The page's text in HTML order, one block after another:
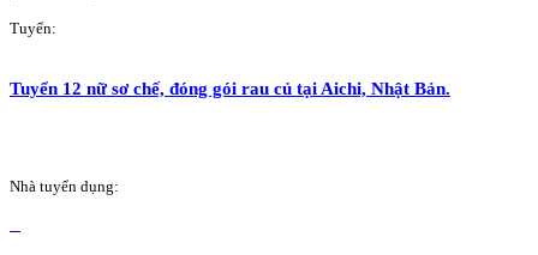
Tuyển:
Tuyển 12 nữ sơ chế, đóng gói rau củ tại Aichi, Nhật Bản.
Nhà tuyển dụng: